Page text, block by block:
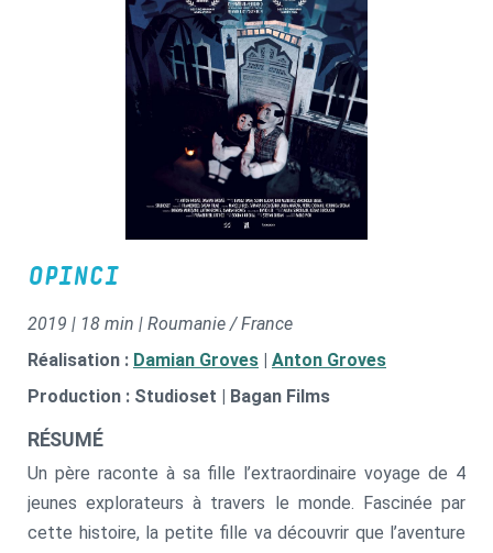
OPINCI
2019 | 18 min | Roumanie / France
Réalisation : Damian Groves | Anton Groves
Production : Studioset | Bagan Films
RÉSUMÉ
Un père raconte à sa fille l’extraordinaire voyage de 4
jeunes explorateurs à travers le monde. Fascinée par
cette histoire, la petite fille va découvrir que l’aventure